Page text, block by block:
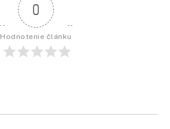
0
Hodnotenie článku